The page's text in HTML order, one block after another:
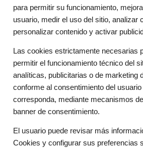
para permitir su funcionamiento,
usuario, medir el uso del sitio, analizar
personalizar contenido y activar
Las cookies estrictamente necesarias
permitir el funcionamiento técnico del
analíticas, publicitarias o de marketing
conforme al consentimiento del
corresponda, mediante mecanismos
banner de consentimiento.
El usuario puede revisar más
Cookies y configurar sus preferencias